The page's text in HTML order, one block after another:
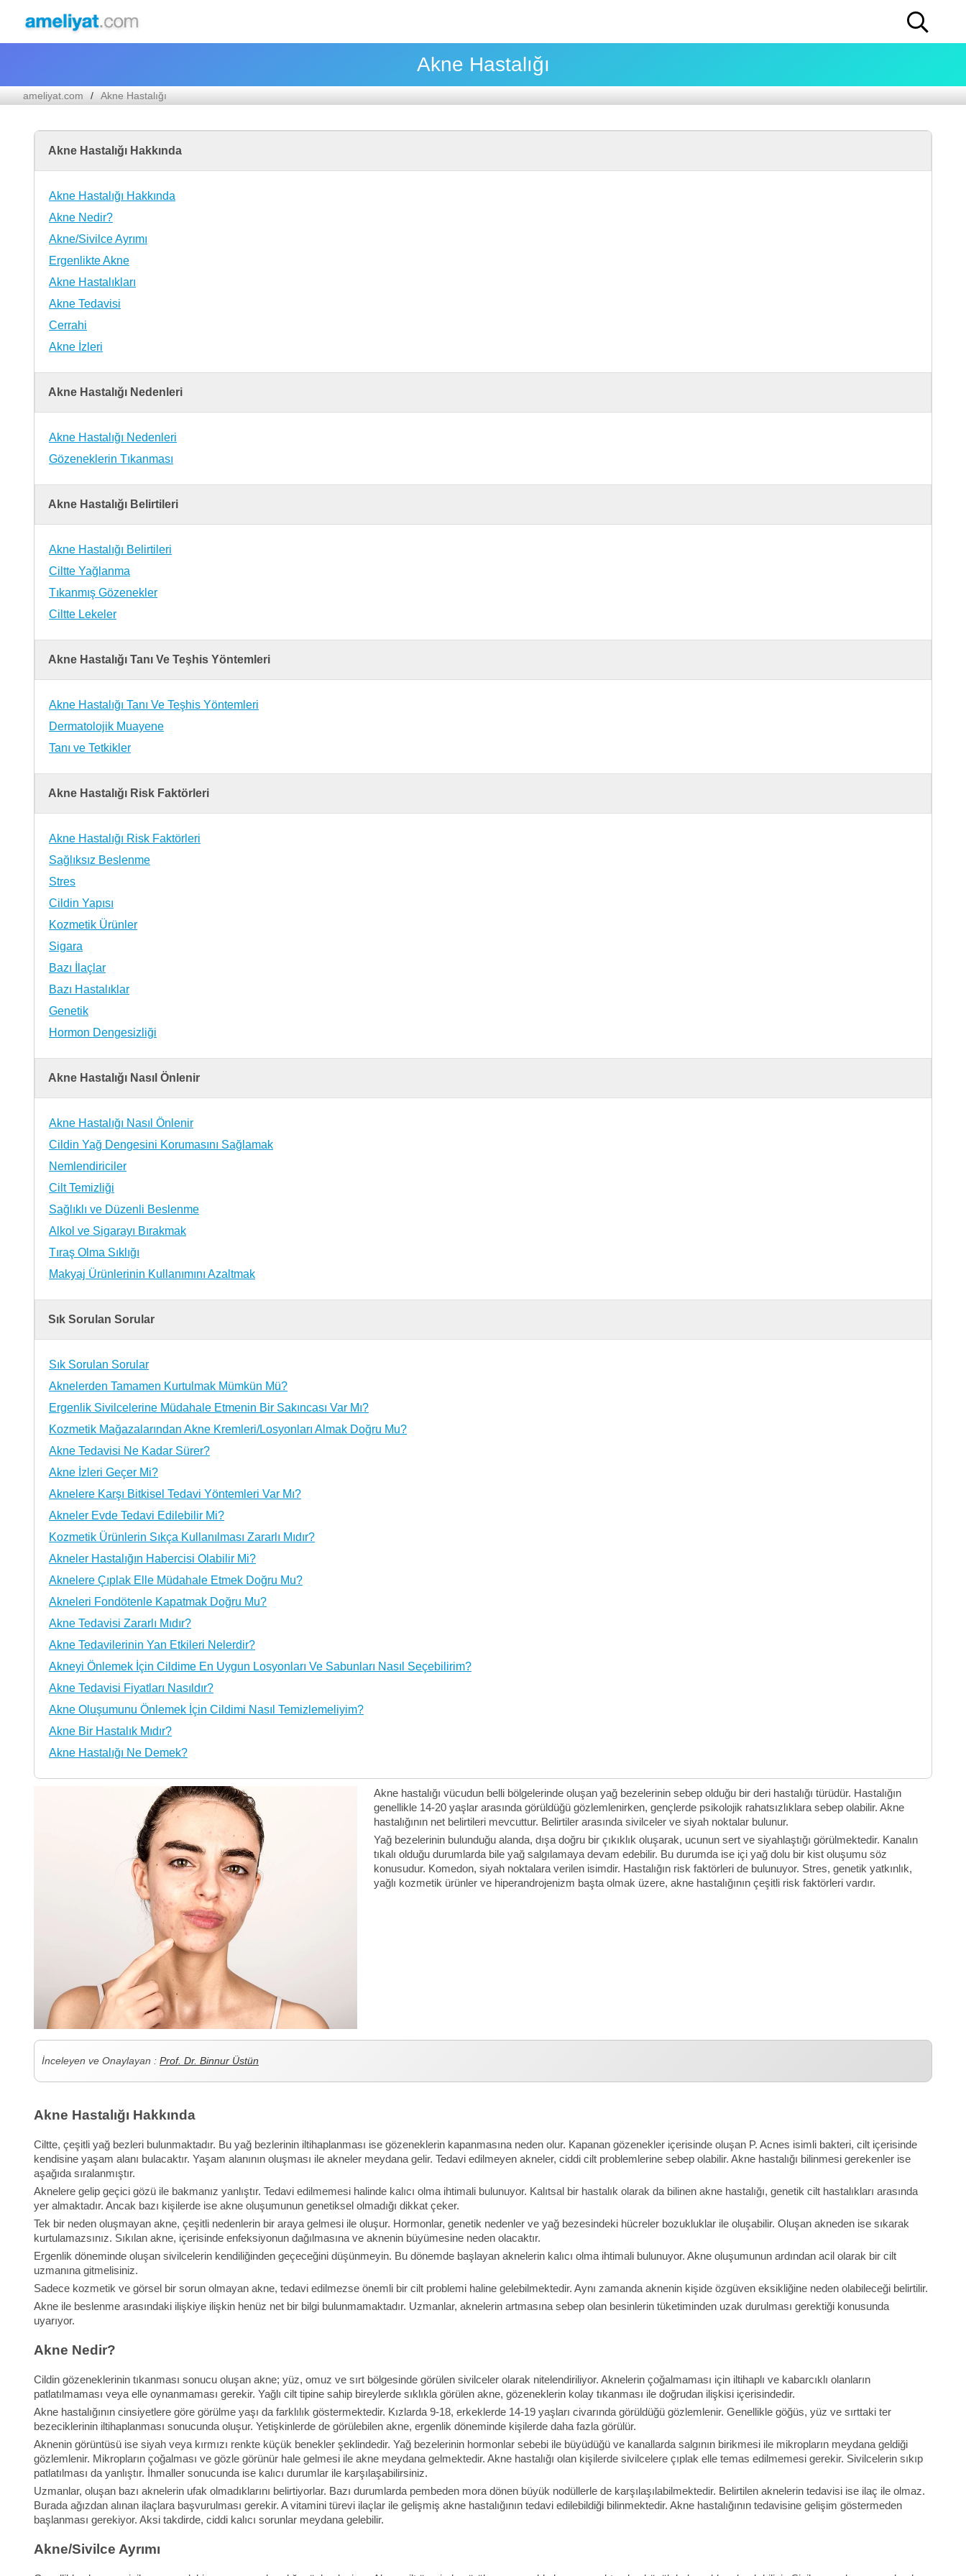
Akne Hastalığı
ameliyat.com Akne Hastalığı
Akne Hastalığı Hakkında
Akne Hastalığı Hakkında
Akne Nedir?
Akne/Sivilce Ayrımı
Ergenlikte Akne
Akne Hastalıkları
Akne Tedavisi
Cerrahi
Akne İzleri
Akne Hastalığı Nedenleri
Akne Hastalığı Nedenleri
Gözeneklerin Tıkanması
Akne Hastalığı Belirtileri
Akne Hastalığı Belirtileri
Ciltte Yağlanma
Tıkanmış Gözenekler
Ciltte Lekeler
Akne Hastalığı Tanı Ve Teşhis Yöntemleri
Akne Hastalığı Tanı Ve Teşhis Yöntemleri
Dermatolojik Muayene
Tanı ve Tetkikler
Akne Hastalığı Risk Faktörleri
Akne Hastalığı Risk Faktörleri
Sağlıksız Beslenme
Stres
Cildin Yapısı
Kozmetik Ürünler
Sigara
Bazı İlaçlar
Bazı Hastalıklar
Genetik
Hormon Dengesizliği
Akne Hastalığı Nasıl Önlenir
Akne Hastalığı Nasıl Önlenir
Cildin Yağ Dengesini Korumasını Sağlamak
Nemlendiriciler
Cilt Temizliği
Sağlıklı ve Düzenli Beslenme
Alkol ve Sigarayı Bırakmak
Tıraş Olma Sıklığı
Makyaj Ürünlerinin Kullanımını Azaltmak
Sık Sorulan Sorular
Sık Sorulan Sorular
Aknelerden Tamamen Kurtulmak Mümkün Mü?
Ergenlik Sivilcelerine Müdahale Etmenin Bir Sakıncası Var Mı?
Kozmetik Mağazalarından Akne Kremleri/Losyonları Almak Doğru Mu?
Akne Tedavisi Ne Kadar Sürer?
Akne İzleri Geçer Mi?
Aknelere Karşı Bitkisel Tedavi Yöntemleri Var Mı?
Akneler Evde Tedavi Edilebilir Mi?
Kozmetik Ürünlerin Sıkça Kullanılması Zararlı Mıdır?
Akneler Hastalığın Habercisi Olabilir Mi?
Aknelere Çıplak Elle Müdahale Etmek Doğru Mu?
Akneleri Fondötenle Kapatmak Doğru Mu?
Akne Tedavisi Zararlı Mıdır?
Akne Tedavilerinin Yan Etkileri Nelerdir?
Akneyi Önlemek İçin Cildime En Uygun Losyonları Ve Sabunları Nasıl Seçebilirim?
Akne Tedavisi Fiyatları Nasıldır?
Akne Oluşumunu Önlemek İçin Cildimi Nasıl Temizlemeliyim?
Akne Bir Hastalık Mıdır?
Akne Hastalığı Ne Demek?
Akne hastalığı vücudun belli bölgelerinde oluşan yağ bezelerinin sebep olduğu bir deri hastalığı türüdür. Hastalığın
genellikle 14-20 yaşlar arasında görüldüğü gözlemlenirken, gençlerde psikolojik rahatsızlıklara sebep olabilir. Akne
hastalığının net belirtileri mevcuttur. Belirtiler arasında sivilceler ve siyah noktalar bulunur.
Yağ bezelerinin bulunduğu alanda, dışa doğru bir çıkıklık oluşarak, ucunun sert ve siyahlaştığı görülmektedir. Kanalın
tıkalı olduğu durumlarda bile yağ salgılamaya devam edebilir. Bu durumda ise içi yağ dolu bir kist oluşumu söz
konusudur. Komedon, siyah noktalara verilen isimdir. Hastalığın risk faktörleri de bulunuyor. Stres, genetik yatkınlık,
yağlı kozmetik ürünler ve hiperandrojenizm başta olmak üzere, akne hastalığının çeşitli risk faktörleri vardır.
İnceleyen ve Onaylayan : Prof. Dr. Binnur Üstün
Akne Hastalığı Hakkında
Ciltte, çeşitli yağ bezleri bulunmaktadır. Bu yağ bezlerinin iltihaplanması ise gözeneklerin kapanmasına neden olur. Kapanan gözenekler içerisinde oluşan P. Acnes isimli bakteri, cilt içerisinde
kendisine yaşam alanı bulacaktır. Yaşam alanının oluşması ile akneler meydana gelir. Tedavi edilmeyen akneler, ciddi cilt problemlerine sebep olabilir. Akne hastalığı bilinmesi gerekenler ise
aşağıda sıralanmıştır.
Aknelere gelip geçici gözü ile bakmanız yanlıştır. Tedavi edilmemesi halinde kalıcı olma ihtimali bulunuyor. Kalıtsal bir hastalık olarak da bilinen akne hastalığı, genetik cilt hastalıkları arasında
yer almaktadır. Ancak bazı kişilerde ise akne oluşumunun genetiksel olmadığı dikkat çeker.
Tek bir neden oluşmayan akne, çeşitli nedenlerin bir araya gelmesi ile oluşur. Hormonlar, genetik nedenler ve yağ bezesindeki hücreler bozukluklar ile oluşabilir. Oluşan akneden ise sıkarak
kurtulamazsınız. Sıkılan akne, içerisinde enfeksiyonun dağılmasına ve aknenin büyümesine neden olacaktır.
Ergenlik döneminde oluşan sivilcelerin kendiliğinden geçeceğini düşünmeyin. Bu dönemde başlayan aknelerin kalıcı olma ihtimali bulunuyor. Akne oluşumunun ardından acil olarak bir cilt
uzmanına gitmelisiniz.
Sadece kozmetik ve görsel bir sorun olmayan akne, tedavi edilmezse önemli bir cilt problemi haline gelebilmektedir. Aynı zamanda aknenin kişide özgüven eksikliğine neden olabileceği belirtilir.
Akne ile beslenme arasındaki ilişkiye ilişkin henüz net bir bilgi bulunmamaktadır. Uzmanlar, aknelerin artmasına sebep olan besinlerin tüketiminden uzak durulması gerektiği konusunda
uyarıyor.
Akne Nedir?
Cildin gözeneklerinin tıkanması sonucu oluşan akne; yüz, omuz ve sırt bölgesinde görülen sivilceler olarak nitelendiriliyor. Aknelerin çoğalmaması için iltihaplı ve kabarcıklı olanların
patlatılmaması veya elle oynanmaması gerekir. Yağlı cilt tipine sahip bireylerde sıklıkla görülen akne, gözeneklerin kolay tıkanması ile doğrudan ilişkisi içerisindedir.
Akne hastalığının cinsiyetlere göre görülme yaşı da farklılık göstermektedir. Kızlarda 9-18, erkeklerde 14-19 yaşları civarında görüldüğü gözlemlenir. Genellikle göğüs, yüz ve sırttaki ter
bezeciklerinin iltihaplanması sonucunda oluşur. Yetişkinlerde de görülebilen akne, ergenlik döneminde kişilerde daha fazla görülür.
Aknenin görüntüsü ise siyah veya kırmızı renkte küçük benekler şeklindedir. Yağ bezelerinin hormonlar sebebi ile büyüdüğü ve kanallarda salgının birikmesi ile mikropların meydana geldiği
gözlemlenir. Mikropların çoğalması ve gözle görünür hale gelmesi ile akne meydana gelmektedir. Akne hastalığı olan kişilerde sivilcelere çıplak elle temas edilmemesi gerekir. Sivilcelerin sıkıp
patlatılması da yanlıştır. İhmaller sonucunda ise kalıcı durumlar ile karşılaşabilirsiniz.
Uzmanlar, oluşan bazı aknelerin ufak olmadıklarını belirtiyorlar. Bazı durumlarda pembeden mora dönen büyük nodüllerle de karşılaşılabilmektedir. Belirtilen aknelerin tedavisi ise ilaç ile olmaz.
Burada ağızdan alınan ilaçlara başvurulması gerekir. A vitamini türevi ilaçlar ile gelişmiş akne hastalığının tedavi edilebildiği bilinmektedir. Akne hastalığının tedavisine gelişim göstermeden
başlanması gerekiyor. Aksi takdirde, ciddi kalıcı sorunlar meydana gelebilir.
Akne/Sivilce Ayrımı